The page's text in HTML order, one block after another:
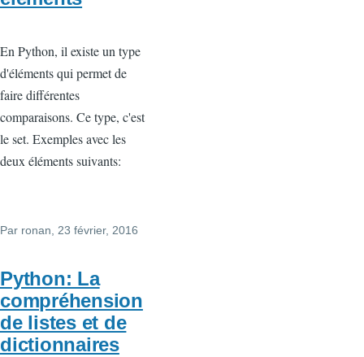
En Python, il existe un type
d'éléments qui permet de
faire différentes
comparaisons. Ce type, c'est
le set. Exemples avec les
deux éléments suivants:
Par ronan , 23 février, 2016
Python: La
compréhension
de listes et de
dictionnaires